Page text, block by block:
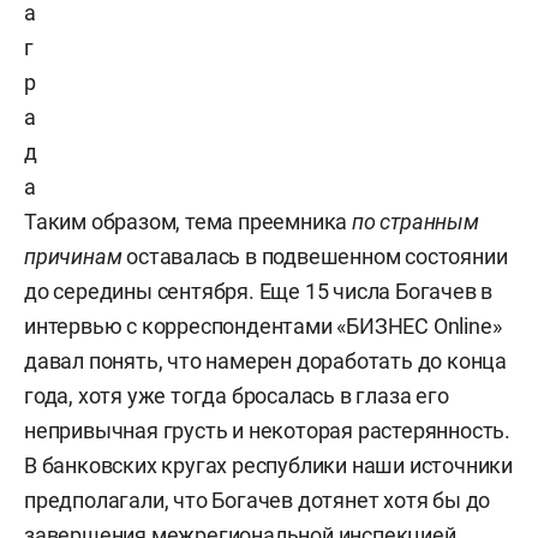
а
г
р
а
д
а
Таким образом, тема преемника по странным
причинамоставалась в подвешенном состоянии
до середины сентября. Еще 15 числа Богачев в
интервью с корреспондентами «БИЗНЕС Online»
давал понять, что намерен доработать до конца
года, хотя уже тогда бросалась в глаза его
непривычная грусть и некоторая растерянность.
В банковских кругах республики наши источники
предполагали, что Богачев дотянет хотя бы до